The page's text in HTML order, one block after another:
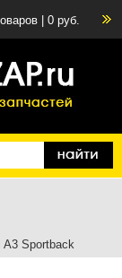
| 0 руб.
Sportback